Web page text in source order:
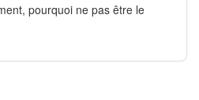
pourquoi ne pas être le